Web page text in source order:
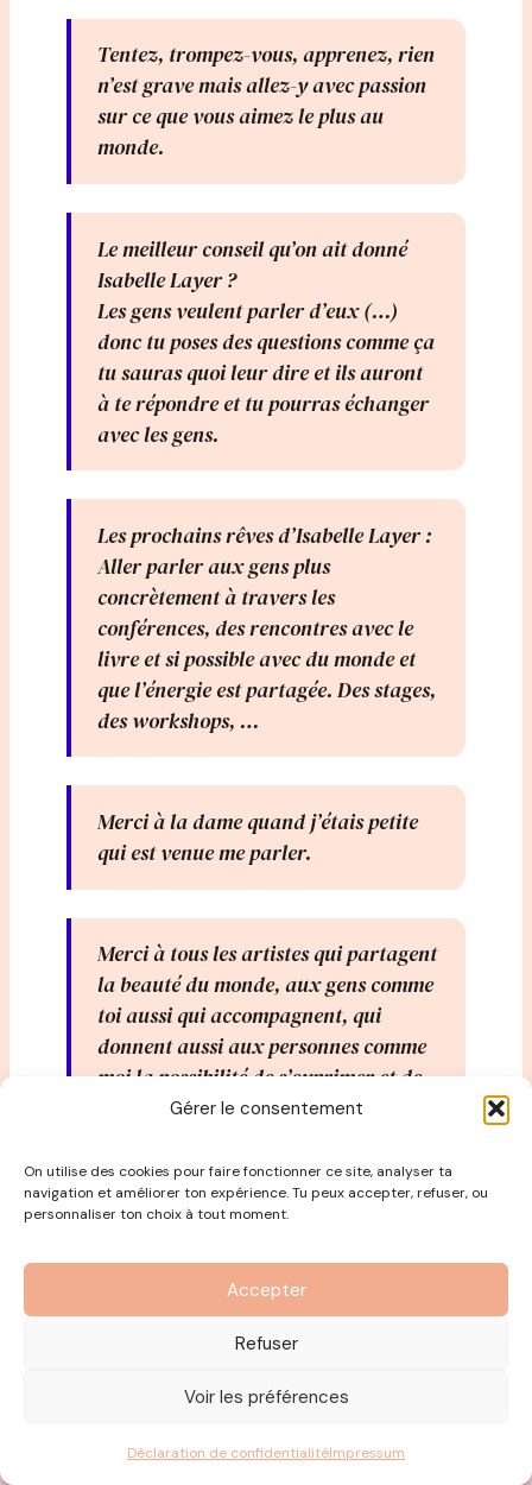
Gérer le consentement
On utilise des cookies pour faire fonctionner ce site, analyser ta
navigation et améliorer ton expérience. Tu peux accepter, refuser, ou
personnaliser ton choix à tout moment.
Accepter
Refuser
Voir les préférences
Déclaration de confidentialitéImpressum
Tentez, trompez-vous, apprenez, rien
n’est grave mais allez-y avec passion
sur ce que vous aimez le plus au
monde.
Le meilleur conseil qu’on ait donné
Isabelle Layer ?
Les gens veulent parler d’eux (…)
donc tu poses des questions comme ça
tu sauras quoi leur dire et ils auront
à te répondre et tu pourras échanger
avec les gens.
Les prochains rêves d’Isabelle Layer :
Aller parler aux gens plus
concrètement à travers les
conférences, des rencontres avec le
livre et si possible avec du monde et
que l’énergie est partagée. Des stages,
des workshops, …
Merci à la dame quand j’étais petite
qui est venue me parler.
Merci à tous les artistes qui partagent
la beauté du monde, aux gens comme
toi aussi qui accompagnent, qui
donnent aussi aux personnes comme
moi la possibilité de s’exprimer et de
transmettre le message.
Ensemble, on va le faire ce monde
Découvrez la photo de l’objet choisi par
Isabelle Layer pour se présenter dans le